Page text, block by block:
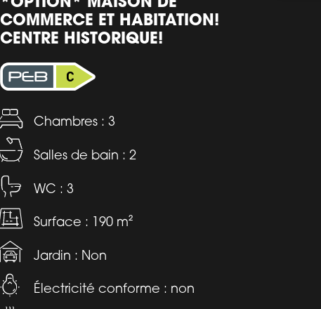
COMMERCE ET HABITATION!
CENTRE HISTORIQUE!
Chambres : 3
Salles de bain : 2
WC : 3
Surface : 190 m²
Jardin : Non
Électricité conforme : non